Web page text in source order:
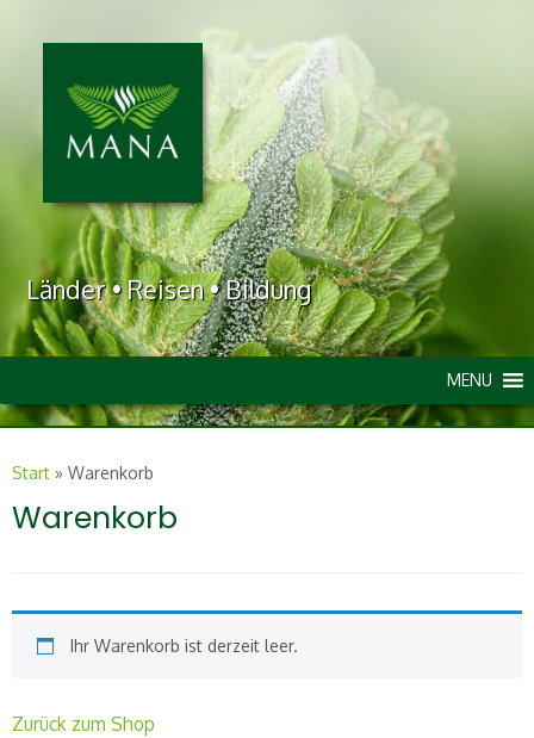
Länder • Reisen • Bildung
MENU
Start » Warenkorb
Warenkorb
Ihr Warenkorb ist derzeit leer.
Zurück zum Shop